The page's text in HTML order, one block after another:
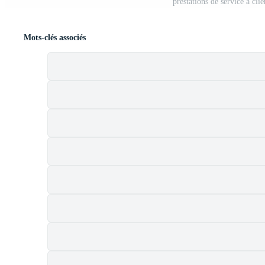
Mots-clés associés